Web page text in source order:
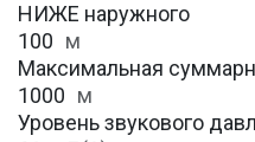
НИЖЕ наружного
100 м
Максимальная
1000 м
Уровень звукового